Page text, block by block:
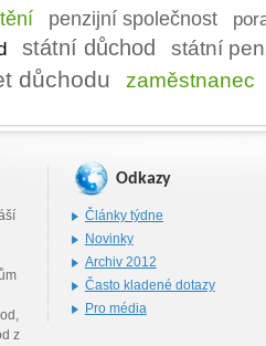
penzijní společnost
státní důchod státní
důchodu zaměstnanec
z
Odkazy
Články týdne
Novinky
Archiv 2012
Často kladené dotazy
Pro média